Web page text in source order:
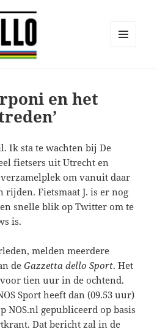
en het
Ik sta te wachten bij De
fietsers uit Utrecht en
om vanuit daar
rijden. Fietsmaat J. is er nog
snelle blik op Twitter om te
is.
melden meerdere
deGazzetta dello Sport. Het
tien uur in de ochtend.
Sport heeft dan (09.53 uur)
NOS.nl gepubliceerd op basis
Dat bericht zal in de